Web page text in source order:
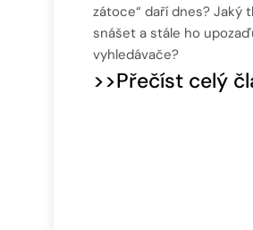
zátoce“ daří dnes? Jaký
snášet a stále ho
vyhledávače?
>>Přečíst celý